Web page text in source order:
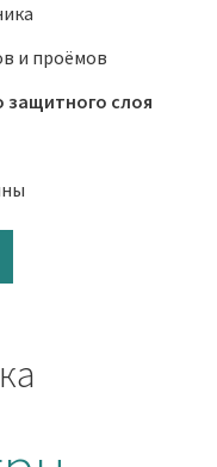
и проёмов
защитного слоя